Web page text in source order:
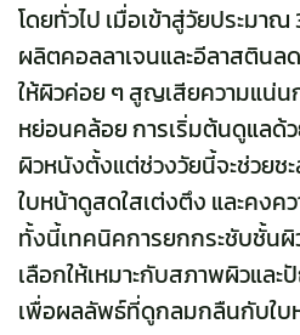
โดยทั่วไป เมื่อเข้าสู่วัยประมา
ผลิตคอลลาเจนและอีลาสตินล
ให้ผิวค่อย ๆ สูญเสียความแน่น
หย่อนคล้อย การเริ่มต้นดูแลด้
ผิวหนังตั้งแต่ช่วงวัยนี้จะช่วยช
ใบหน้าดูสดใสเต่งตึง และคงค
ทั้งนี้เทคนิคการยกกระชับชั้น
เลือกให้เหมาะกับสภาพผิวแล
เพื่อผลลัพธ์ที่ดูกลมกลืนกับใบ